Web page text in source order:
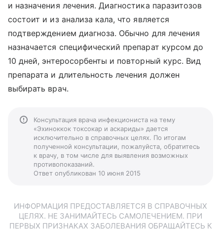
и назначения лечения. Диагностика паразитозов
состоит и из анализа кала, что является
подтверждением диагноза. Обычно для лечения
назначается специфический препарат курсом до
10 дней, энтеросорбенты и повторный курс. Вид
препарата и длительность лечения должен
выбирать врач.
Консультация врача инфекциониста на тему
«Эхиноккок токсокар и аскариды» дается
исключительно в справочных целях. По итогам
полученной консультации, пожалуйста, обратитесь
к врачу, в том числе для выявления возможных
противопоказаний.
Ответ опубликован 10 июня 2015
ИНФОРМАЦИЯ ПРЕДОСТАВЛЯЕТСЯ В СПРАВОЧНЫХ
ЦЕЛЯХ. НЕ ЗАНИМАЙТЕСЬ САМОЛЕЧЕНИЕМ. ПРИ
ПЕРВЫХ ПРИЗНАКАХ ЗАБОЛЕВАНИЯ ОБРАЩАЙТЕСЬ К